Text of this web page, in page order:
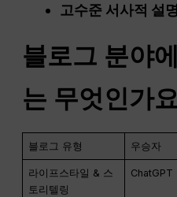
고수준 서사적 설
블로그 분야
는 무엇인가
블로그 유형 우승자
라이프스타일 & 스
토리텔링
ChatGPT